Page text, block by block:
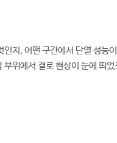
지, 어떤 구간에서 단열 성능
위에서 결로 현상이 눈에 띄었